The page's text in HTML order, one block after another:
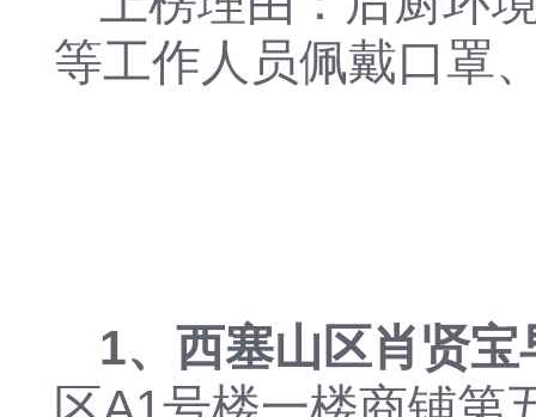
等工作人员佩戴口罩
1、西塞山区肖贤宝